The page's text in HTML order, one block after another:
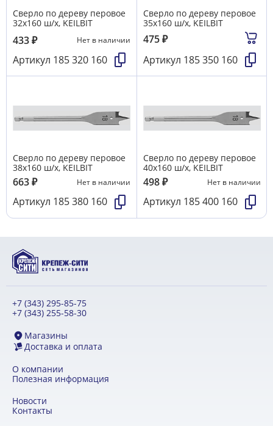
Сверло по дереву перовое
32х160 ш/х, KEILBIT
433₽ Нет в наличии
Артикул 185 320 160
Сверло по дереву перовое
35х160 ш/х, KEILBIT
475₽
Артикул 185 350 160
Сверло по дереву перовое
38х160 ш/х, KEILBIT
663₽ Нет в наличии
Артикул 185 380 160
Сверло по дереву перовое
40х160 ш/х, KEILBIT
498₽ Нет в наличии
Артикул 185 400 160
+7 (343) 295-85-75
+7 (343) 255-58-30
Магазины
Доставка и оплата
О компании
Полезная информация
Новости
Контакты